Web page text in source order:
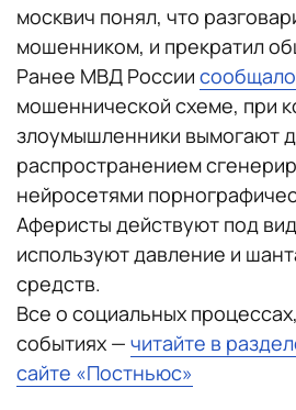
москвич понял, что
мошенником, и прекратил
Ранее МВД России сообщало
мошеннической схеме, при
злоумышленники вымогают
распространением
нейросетями
Аферисты действуют под
используют давление и
средств.
Все о социальных
событиях — читайте в
сайте «Постньюс»